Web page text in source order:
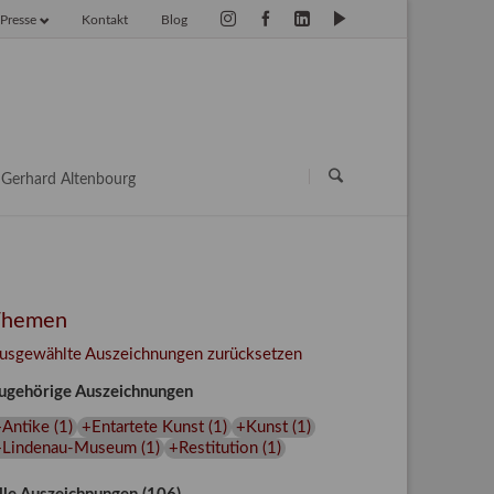
Blog
Kontakt
Presse
Gerhard Altenbourg
Auszeichnungen zurücksetzen
Auszeichnungen
(1 ) +Entartete Kunst(1 ) +Kunst(1 )
Museum(1 ) +Restitution(1 )